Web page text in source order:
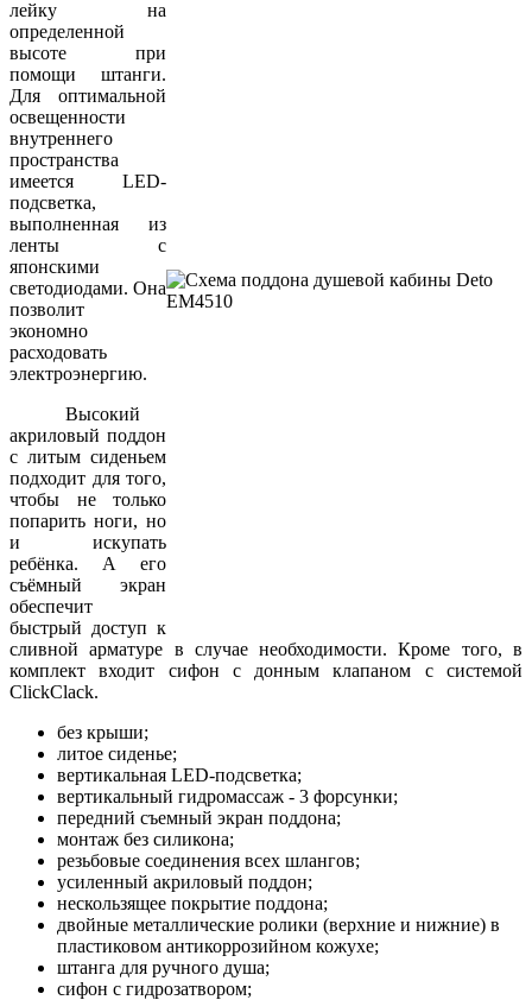
лейку на
определенной
высоте при
помощи штанги.
Для оптимальной
освещенности
внутреннего
пространства
имеется LED-
подсветка,
выполненная из
ленты с
японскими
светодиодами. Она
позволит
экономно
расходовать
электроэнергию.
Высокий
акриловый поддон
с литым сиденьем
подходит для того,
чтобы не только
попарить ноги, но
и искупать
ребёнка. А его
съёмный экран
обеспечит
быстрый доступ к
сливной арматуре в случае необходимости. Кроме того, в
комплект входит сифон с донным клапаном с системой
ClickClack.
без крыши;
литое сиденье;
вертикальная LED-подсветка;
вертикальный гидромассаж - 3 форсунки;
передний съемный экран поддона;
монтаж без силикона;
резьбовые соединения всех шлангов;
усиленный акриловый поддон;
нескользящее покрытие поддона;
двойные металлические ролики (верхние и нижние) в
пластиковом антикоррозийном кожухе;
штанга для ручного душа;
сифон с гидрозатвором;